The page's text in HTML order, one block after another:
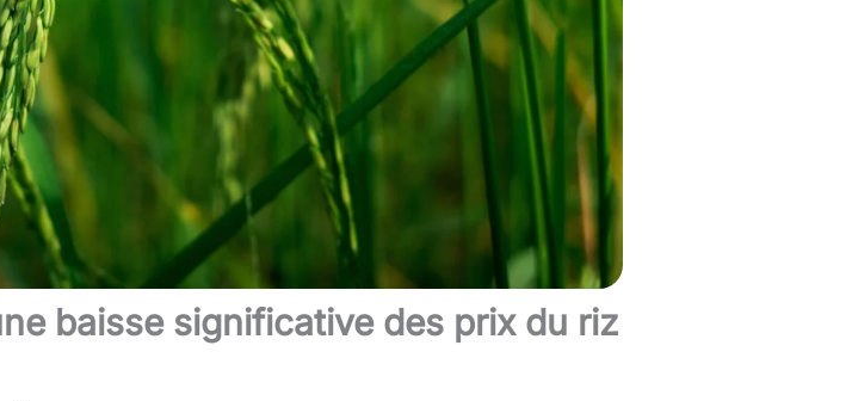
baisse significative des prix du riz